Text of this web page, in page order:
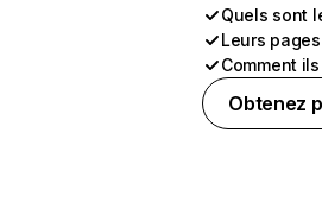
Quels sont
Leurs
Comment
Obtenez